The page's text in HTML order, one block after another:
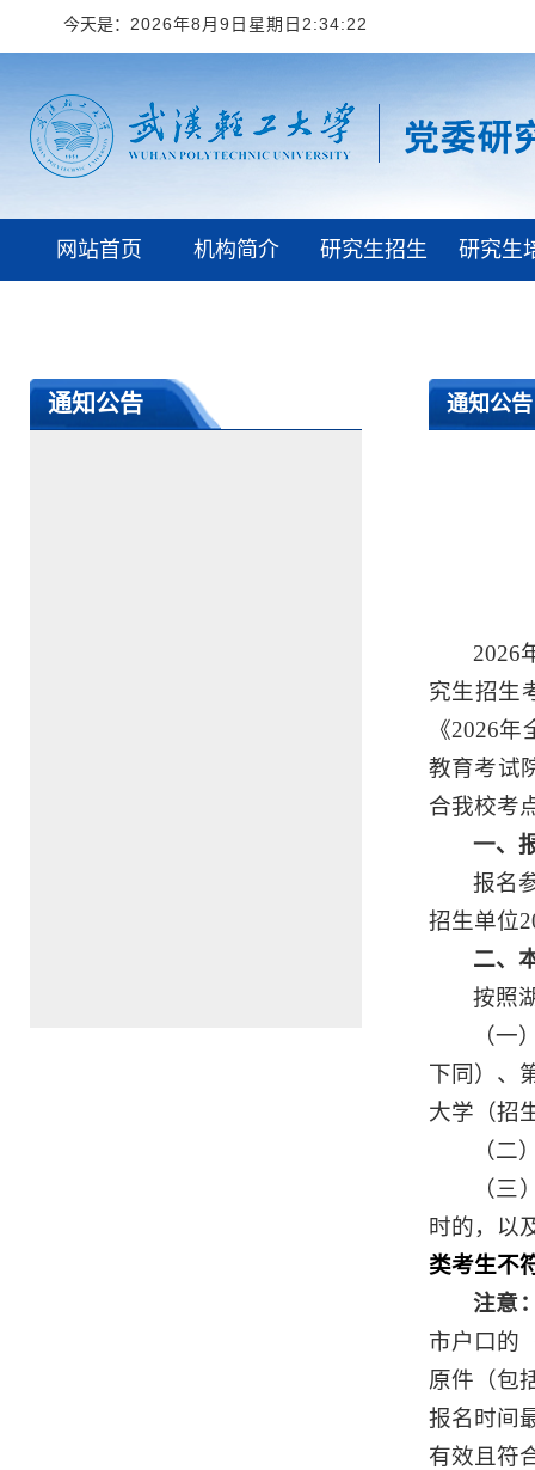
今天是： 2026年8月9日星期日2:34:23
网站首页 机构简介 研究生招生 研究生
通知公告 通知公告
2026
究生招生
《2026
教育考试
合我校考
一、
报名
招生单位
二、
按照
（
下同）、
大学（招
（二
（
时的，以
类考生不
注意
市户口的
原件（包
报名时间
有效且符